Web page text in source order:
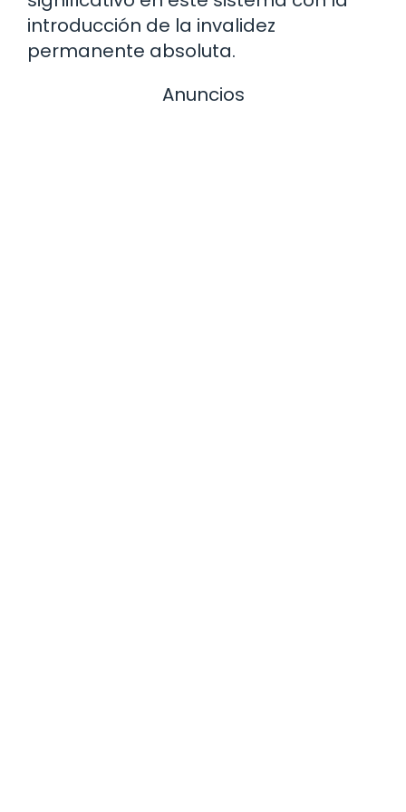
introducción de la invalidez
permanente absoluta.
Anuncios